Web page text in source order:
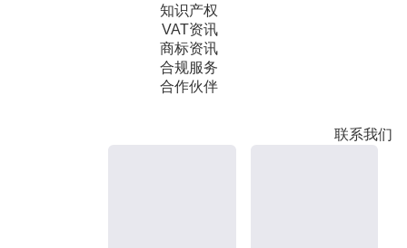
知识产权
VAT资讯
商标资讯
合规服务
合作伙伴
联系我们